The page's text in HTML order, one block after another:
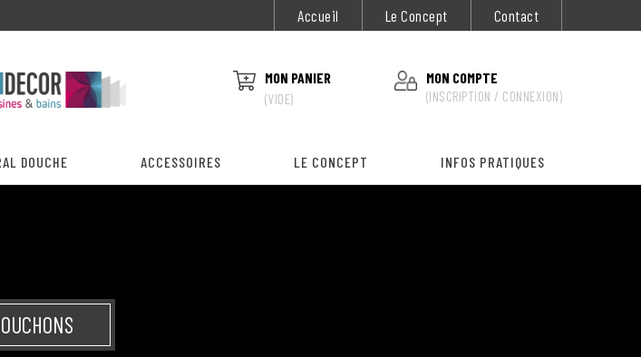
Accueil Le Concept Contact
MON PANIER
(VIDE)
MON COMPTE
(INSCRIPTION / CONNEXION)
DOUCHE ACCESSOIRES LE CONCEPT INFOS PRATIQUES